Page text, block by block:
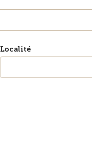
Localité